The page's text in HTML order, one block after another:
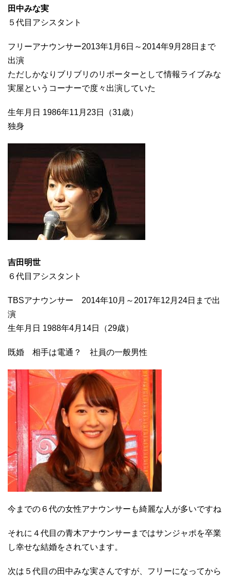
田中みな実
５代目アシスタント
フリーアナウンサー2013年1月6日～2014年9月28日まで
出演
ただしかなりブリブリのリポーターとして情報ライブみな
実屋というコーナーで度々出演していた
生年月日 1986年11月23日（31歳）
独身
吉田明世
６代目アシスタント
TBSアナウンサー 2014年10月～2017年12月24日まで出
演
生年月日 1988年4月14日（29歳）
既婚 相手は電通？ 社員の一般男性
今までの６代の女性アナウンサーも綺麗な人が多いですね
それに４代目の青木アナウンサーまではサンジャポを卒業
し幸せな結婚をされています。
次は５代目の田中みな実さんですが、フリーになってから